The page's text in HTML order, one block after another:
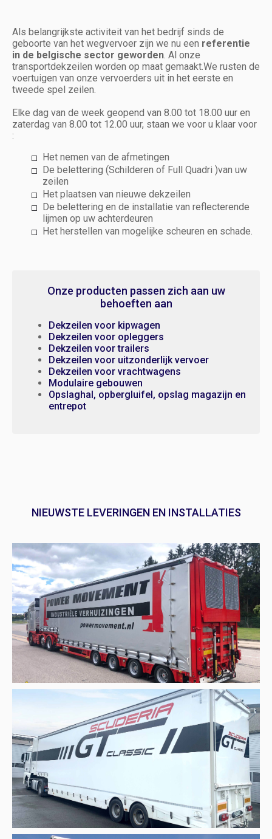
Als belangrijkste activiteit van het bedrijf sinds de
geboorte van het wegvervoer zijn we nu een referentie
in de belgische sector geworden. Al onze
transportdekzeilen worden op maat gemaakt.We rusten de
voertuigen van onze vervoerders uit in het eerste en
tweede spel zeilen.
Elke dag van de week geopend van 8.00 tot 18.00 uur en
zaterdag van 8.00 tot 12.00 uur, staan we voor u klaar voor
:
Het nemen van de afmetingen
De belettering (Schilderen of Full Quadri )van uw
zeilen
Het plaatsen van nieuwe dekzeilen
De belettering en de installatie van reflecterende
lijmen op uw achterdeuren
Het herstellen van mogelijke scheuren en schade.
Onze producten passen zich aan uw
behoeften aan
Dekzeilen voor kipwagen
Dekzeilen voor opleggers
Dekzeilen voor trailers
Dekzeilen voor uitzonderlijk vervoer
Dekzeilen voor vrachtwagens
Modulaire gebouwen
Opslaghal, opbergluifel, opslag magazijn en
entrepot
NIEUWSTE LEVERINGEN EN INSTALLATIES